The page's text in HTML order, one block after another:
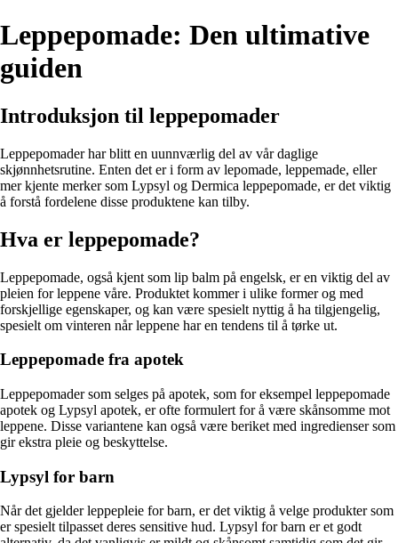
Leppepomade: Den ultimative
guiden
Introduksjon til leppepomader
Leppepomader har blitt en uunnværlig del av vår daglige
skjønnhetsrutine. Enten det er i form av lepomade, leppemade, eller
mer kjente merker som Lypsyl og Dermica leppepomade, er det viktig
å forstå fordelene disse produktene kan tilby.
Hva er leppepomade?
Leppepomade, også kjent som lip balm på engelsk, er en viktig del av
pleien for leppene våre. Produktet kommer i ulike former og med
forskjellige egenskaper, og kan være spesielt nyttig å ha tilgjengelig,
spesielt om vinteren når leppene har en tendens til å tørke ut.
Leppepomade fra apotek
Leppepomader som selges på apotek, som for eksempel leppepomade
apotek og Lypsyl apotek, er ofte formulert for å være skånsomme mot
leppene. Disse variantene kan også være beriket med ingredienser som
gir ekstra pleie og beskyttelse.
Lypsyl for barn
Når det gjelder leppepleie for barn, er det viktig å velge produkter som
er spesielt tilpasset deres sensitive hud. Lypsyl for barn er et godt